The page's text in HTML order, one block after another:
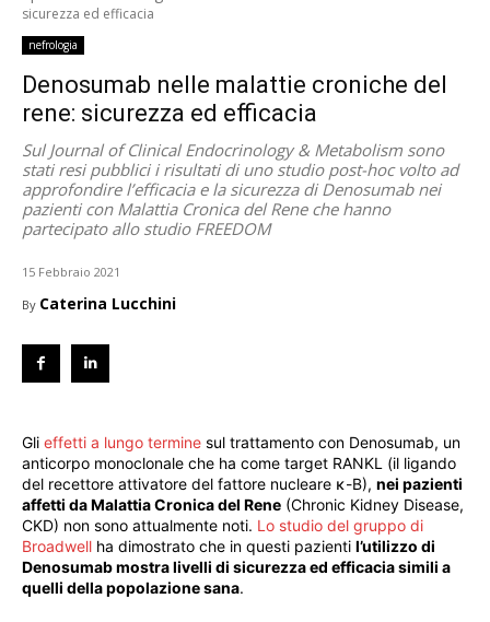
sicurezza ed efficacia
nefrologia
Denosumab nelle malattie croniche del
rene: sicurezza ed efficacia
Sul Journal of Clinical Endocrinology & Metabolism sono
stati resi pubblici i risultati di uno studio post-hoc volto ad
approfondire l’efficacia e la sicurezza di Denosumab nei
pazienti con Malattia Cronica del Rene che hanno
partecipato allo studio FREEDOM
15 Febbraio 2021
By Caterina Lucchini
Gli effetti a lungo termine sul trattamento con Denosumab, un
anticorpo monoclonale che ha come target RANKL (il ligando
del recettore attivatore del fattore nucleare κ-B), nei pazienti
affetti da Malattia Cronica del Rene (Chronic Kidney Disease,
CKD) non sono attualmente noti. Lo studio del gruppo di
Broadwell ha dimostrato che in questi pazienti l’utilizzo di
Denosumab mostra livelli di sicurezza ed efficacia simili a
quelli della popolazione sana.